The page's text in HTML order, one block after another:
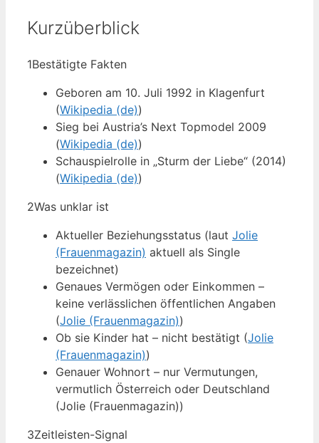
Kurzüberblick
1Bestätigte Fakten
Geboren am 10. Juli 1992 in Klagenfurt
(Wikipedia (de))
Sieg bei Austria’s Next Topmodel 2009
(Wikipedia (de))
Schauspielrolle in „Sturm der Liebe“ (2014)
(Wikipedia (de))
2Was unklar ist
Aktueller Beziehungsstatus (laut Jolie
(Frauenmagazin) aktuell als Single
bezeichnet)
Genaues Vermögen oder Einkommen –
keine verlässlichen öffentlichen Angaben
(Jolie (Frauenmagazin))
Ob sie Kinder hat – nicht bestätigt (Jolie
(Frauenmagazin))
Genauer Wohnort – nur Vermutungen,
vermutlich Österreich oder Deutschland
(Jolie (Frauenmagazin))
3Zeitleisten-Signal